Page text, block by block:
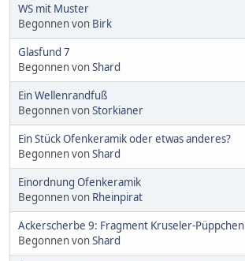
WS mit Muster
Begonnen von Birk
Glasfund 7
Begonnen vonShard
Ein Wellenrandfuß
Begonnen vonStorkianer
Ein Stück Ofenkeramik oder etwas anderes?
Begonnen vonShard
Einordnung Ofenkeramik
Begonnen von Rheinpirat
Ackerscherbe 9: Fragment Kruseler-Püppchen
Begonnen vonShard